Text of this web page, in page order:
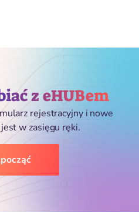
z eHUBem
rejestracyjny i nowe
w zasięgu ręki.